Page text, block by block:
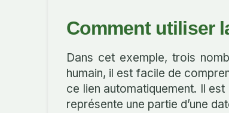
Comment utiliser
Dans cet exemple, trois
humain, il est facile de
ce lien automatiquement. Il
représente une partie d’une